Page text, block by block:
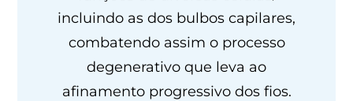
incluindo as dos bulbos capilares,
combatendo assim o processo
degenerativo que leva ao
afinamento progressivo dos fios.